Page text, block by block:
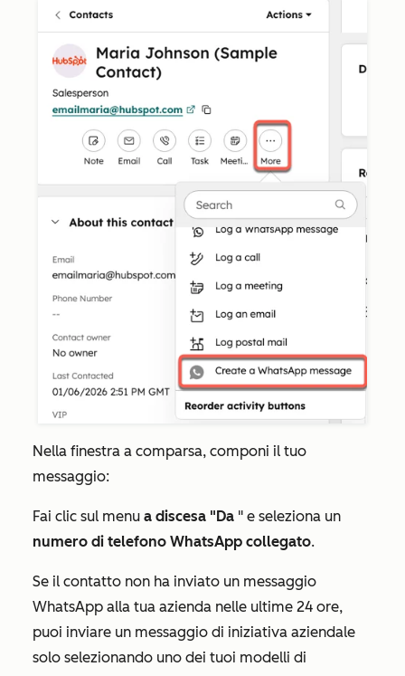
Nella finestra a comparsa, componi il tuo
messaggio:
Fai clic sul menu a discesa "Da " e seleziona un
numero di telefono WhatsApp collegato.
Se il contatto non ha inviato un messaggio
WhatsApp alla tua azienda nelle ultime 24 ore,
puoi inviare un messaggio di iniziativa aziendale
solo selezionando uno dei tuoi modelli di